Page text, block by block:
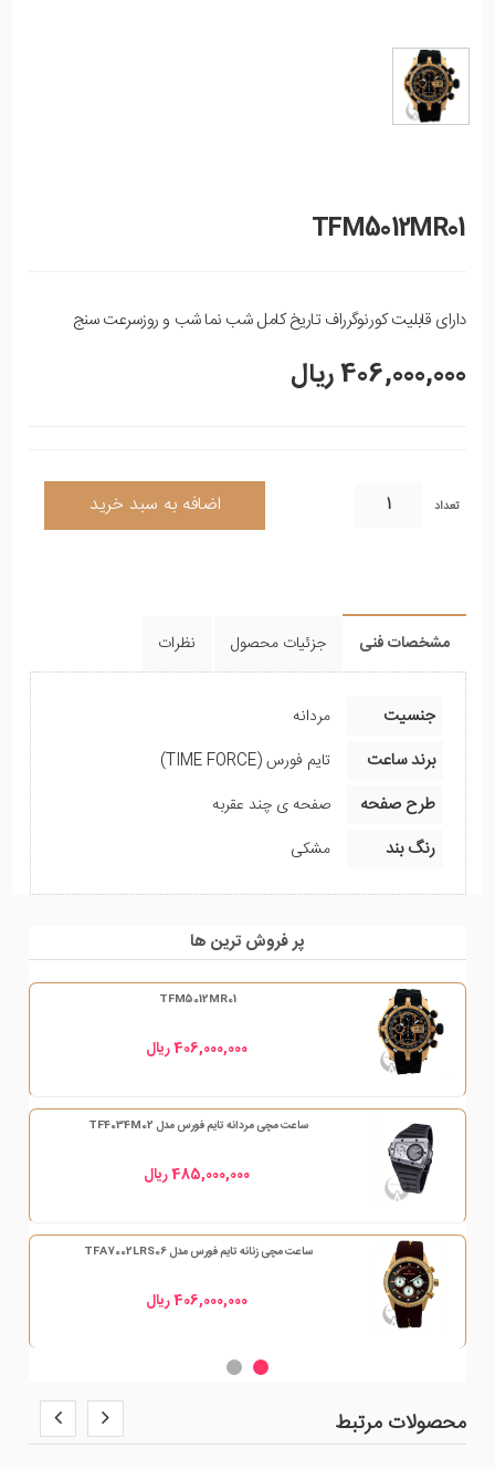
TFM5012MR01
دارای قابلیت کورنوگرراف تاریخ کامل شب نما شب و روزسرعت سنج
406,000,000 ریال
تعداد
مشخصات فنی جزئیات محصول نظرات
جنسیت مردانه
برند ساعت تایم فورس (TIME FORCE)
طرح صفحه صفحه ی چند عقربه
رنگ بند مشکی
پر فروش ترین ها
TFM5012MR01
406,000,000 ریال
ساعت مچی مردانه تایم فورس مدل TF4034M02
485,000,000 ریال
ساعت مچی زنانه تایم فورس مدل TFA7002LRS06
406,000,000 ریال
محصولات مرتبط